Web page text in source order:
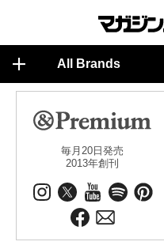
All Brands
毎月20日発売
2013年創刊